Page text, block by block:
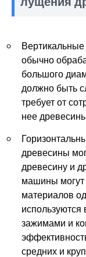
обычно
большого
должно быть
требует от
нее
древесины
древесину и
машины могут
материалов
используются
зажимами и
средних и